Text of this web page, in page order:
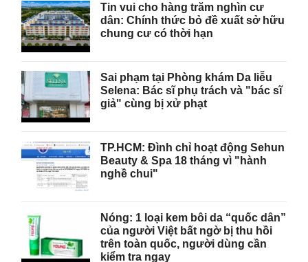
Tin vui cho hàng trăm nghìn cư
dân: Chính thức bỏ đề xuất sở hữu
chung cư có thời hạn
Sai phạm tại Phòng khám Da liễu
Selena: Bác sĩ phụ trách và "bác sĩ
giả" cùng bị xử phạt
TP.HCM: Đình chỉ hoạt động Sehun
Beauty & Spa 18 tháng vì "hành
nghề chui"
Nóng: 1 loại kem bôi da “quốc dân”
của người Việt bất ngờ bị thu hồi
trên toàn quốc, người dùng cần
kiểm tra ngay